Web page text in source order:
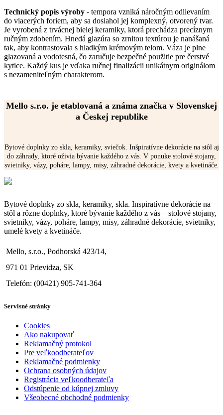
Technický popis výroby - tempora vzniká náročným odlievaním
do viacerých foriem, aby sa dosiahol jej komplexný, otvorený tvar.
Je vyrobená z trvácnej bielej keramiky, ktorá prechádza precíznym
ručným zdobením. Hnedá glazúra so zrnitou textúrou je nanášaná
tak, aby kontrastovala s hladkým krémovým telom. Váza je plne
glazovaná a vodotesná, čo zaručuje bezpečné použitie pre čerstvé
kytice. Každý kus je vďaka ručnej finalizácii unikátnym originálom
s nezameniteľným charakterom.
Mello s.r.o. je etablovaná a známa značka v Slovenskej
a Českej republike
Bytové doplnky zo skla, keramiky, sviečok. Inšpiratívne dekorácie na stôl aj
do záhrady, ktoré oživia bývanie každého z vás. V ponuke stolové stojany,
svietniky, vázy, poháre, lampy, misy, záhradné dekorácie, kvety a kvetináče.
Bytové doplnky zo skla, keramiky, skla. Inspiratívne dekorácie na
stôl a rôzne doplnky, ktoré bývanie každého z vás – stolové stojany,
svietniky, vázy, poháre, lampy, misy, záhradné dekorácie, svietniky,
umelé kvety a kvetináče.
Mello, s.r.o., Podhorská 423/14,
971 01 Prievidza, SK
Telefón: (00421) 905-741-364
Servisné stránky
Cookies
Ako nakupovať
Reklamačný protokol
Pre veľkoodberateľov
Reklamačné podmienky
Ochrana osobných údajov
Registrácia veľkoodberateľa
Odstúpenie od kúpnej zmluvy
Všeobecné obchodné podmienky